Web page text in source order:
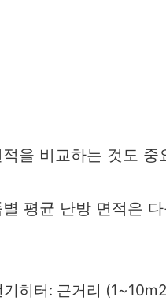
을 비교하는 것도 중
평균 난방 면적은
기히터: 근거리